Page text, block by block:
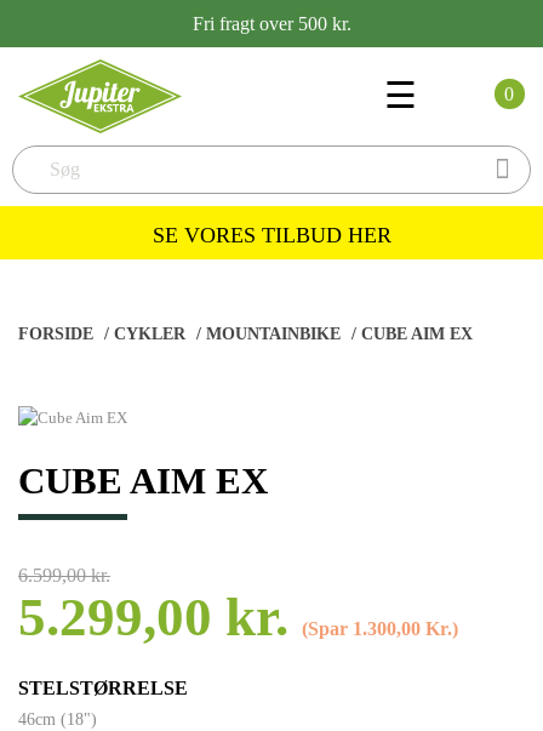
Fri fragt over 500 kr.
Toggle
☰

0
SE VORES TILBUD HER
FORSIDE / CYKLER / MOUNTAINBIKE / CUBE AIM EX
CUBE AIM EX
6.599,00 kr.
5.299,00 kr. Spar 1.300,00 Kr.
STELSTØRRELSE
46cm (18")